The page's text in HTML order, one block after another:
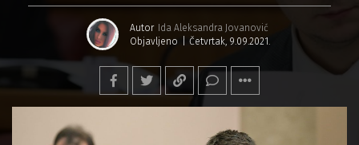
Autor Ida Aleksandra Jovanović
Objavljeno
Četvrtak, 9.09.2021.